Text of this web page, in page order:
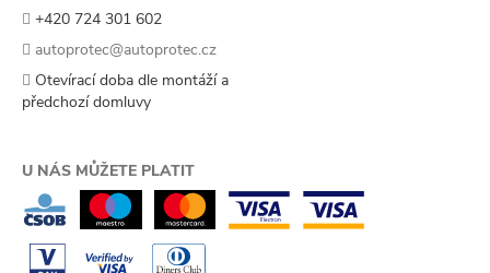
+420 724 301 602
autoprotec@autoprotec.cz
Otevírací doba dle montáží a
předchozí domluvy
U NÁS MŮŽETE PLATIT